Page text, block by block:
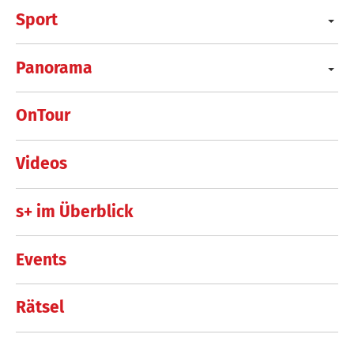
Sport
Panorama
OnTour
Videos
s+ im Überblick
Events
Rätsel